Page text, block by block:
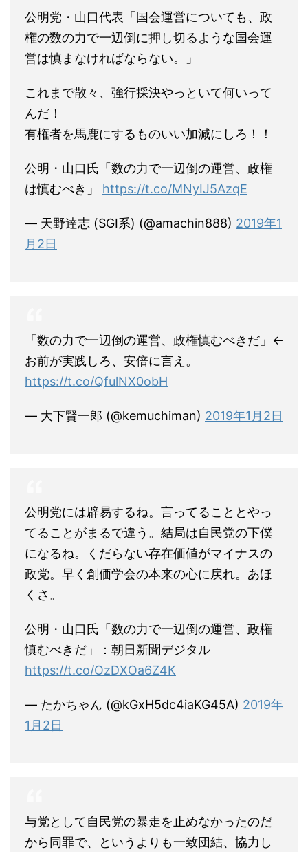
公明党・山口代表「国会運営についても、政
権の数の力で一辺倒に押し切るような国会運
営は慎まなければならない。」
これまで散々、強行採決やっといて何いって
んだ！
有権者を馬鹿にするものいい加減にしろ！！
公明・山口氏「数の力で一辺倒の運営、政権
は慎むべき」 https://t.co/MNyIJ5AzqE
— 天野達志 (SGI系) (@amachin888) 2019年1
月2日
「数の力で一辺倒の運営、政権慎むべきだ」←
お前が実践しろ、安倍に言え。
https://t.co/QfulNX0obH
— 大下賢一郎 (@kemuchiman) 2019年1月2日
公明党には辟易するね。言ってることとやっ
てることがまるで違う。結局は自民党の下僕
になるね。くだらない存在価値がマイナスの
政党。早く創価学会の本来の心に戻れ。あほ
くさ。
公明・山口氏「数の力で一辺倒の運営、政権
慎むべきだ」：朝日新聞デジタル
https://t.co/OzDXOa6Z4K
— たかちゃん (@kGxH5dc4iaKG45A) 2019年
1月2日
与党として自民党の暴走を止めなかったのだ
から同罪で、というよりも一致団結、協力し